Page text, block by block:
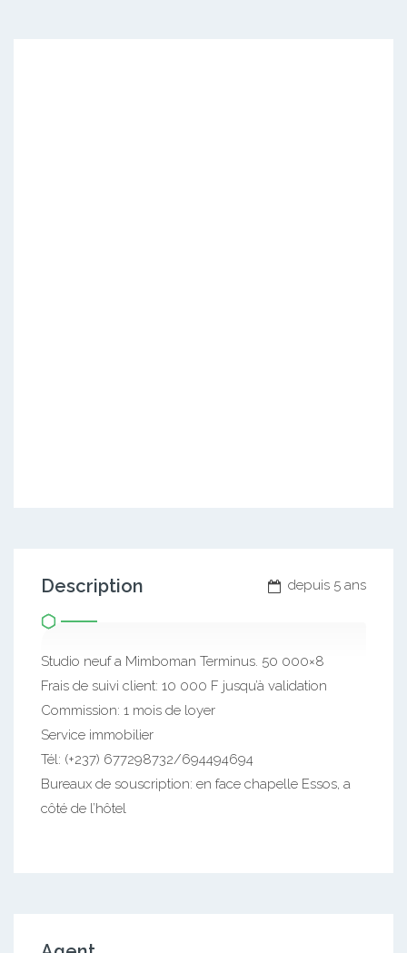
depuis 5 ans
Description
Studio neuf a Mimboman Terminus. 50 000×8
Frais de suivi client: 10 000 F jusqu’à validation
Commission: 1 mois de loyer
Service immobilier
Tél: (+237) 677298732/694494694
Bureaux de souscription: en face chapelle Essos, a
côté de l’hôtel